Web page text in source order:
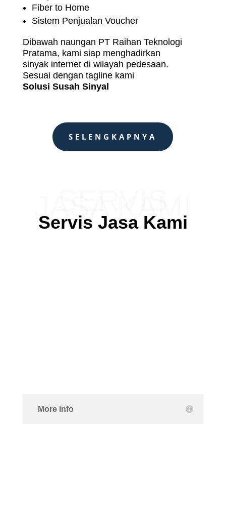
Fiber to Home
Sistem Penjualan Voucher
Dibawah naungan PT Raihan Teknologi
Pratama, kami siap menghadirkan
sinyak internet di wilayah pedesaan.
Sesuai dengan tagline kami
Solusi Susah Sinyal
SELENGKAPNYA
JASA KAMI
Servis Jasa Kami
More Info